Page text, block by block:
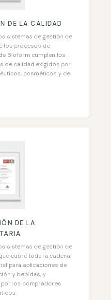
DE LA CALIDAD
sistemas de gestión de
los procesos de
Bioform cumplen los
de calidad exigidos por
cosméticos y de
DE LA
sistemas de gestión de
cubre toda la cadena
para aplicaciones de
y bebidas, y
los compradores